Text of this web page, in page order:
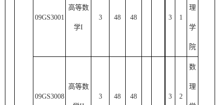
09GS3001
高等数
学I
3 48 48 3 1
理
学
院
09GS3008
高等数
3 48 48 3 2
数
理